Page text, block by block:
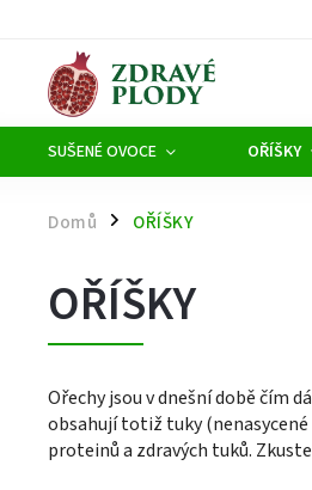
SUŠENÉ OVOCE OŘÍŠKY
Domů / OŘÍŠKY
OŘÍŠKY
Ořechy jsou v dnešní době čím
obsahují totiž tuky
proteinů a zdravých tuků.